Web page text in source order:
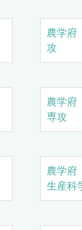
農学
攻
農学
専攻
農学
生産科